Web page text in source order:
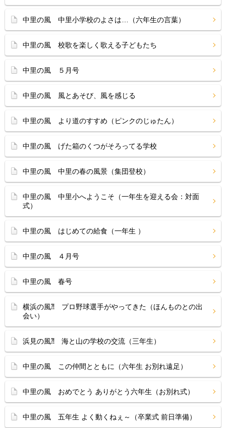
中里の風 中里小学校のよさは…（六年生の言葉）
中里の風 校歌を楽しく歌える子どもたち
中里の風 ５月号
中里の風 風とあそび、風を感じる
中里の風 より道のすすめ（ピンクのじゅたん）
中里の風 げた箱のくつがそろってる学校
中里の風 中里の春の風景（集団登校）
中里の風 中里小へようこそ（一年生を迎える会：対面
式）
中里の風 はじめての給食（一年生 ）
中里の風 ４月号
中里の風 春号
横浜の風⁈ プロ野球選手がやってきた（ほんものとの出
会い）
浜見の風⁈ 海と山の学校の交流（三年生）
中里の風 この仲間とともに（六年生 お別れ遠足）
中里の風 おめでとう ありがとう六年生（お別れ式）
中里の風 五年生 よく動くねぇ～（卒業式 前日準備）